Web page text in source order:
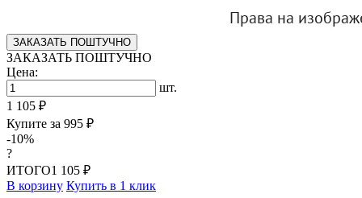
ЗАКАЗАТЬ ПОШТУЧНО
ЗАКАЗАТЬ ПОШТУЧНО
Цена:
шт.
1 105 ₽
Купите за 995 ₽
-10%
?
ИТОГО1 105 ₽
В корзину Купить в 1 клик